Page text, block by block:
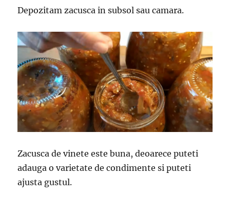
Depozitam zacusca in subsol sau camara.
Zacusca de vinete este buna, deoarece puteti
adauga o varietate de condimente si puteti
ajusta gustul.